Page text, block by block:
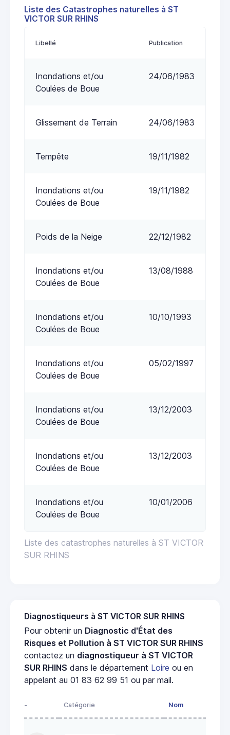
Liste des Catastrophes naturelles à ST
VICTOR SUR RHINS
Liste des catastrophes naturelles à ST VICTOR
SUR RHINS
Libellé Publication
Inondations et/ou
Coulées de Boue
24/06/1983
Glissement de Terrain 24/06/1983
Tempête 19/11/1982
Inondations et/ou
Coulées de Boue
19/11/1982
Poids de la Neige 22/12/1982
Inondations et/ou
Coulées de Boue
13/08/1988
Inondations et/ou
Coulées de Boue
10/10/1993
Inondations et/ou
Coulées de Boue
05/02/1997
Inondations et/ou
Coulées de Boue
13/12/2003
Inondations et/ou
Coulées de Boue
13/12/2003
Inondations et/ou
Coulées de Boue
10/01/2006
Diagnostiqueurs à ST VICTOR SUR RHINS
Pour obtenir un Diagnostic d'État des
Risques et Pollution à ST VICTOR SUR RHINS
contactez un diagnostiqueur à ST VICTOR
SUR RHINS dans le département Loire ou en
appelant au 01 83 62 99 51 ou par mail.
- Catégorie Nom